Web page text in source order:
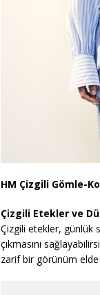
HM Çizgili Gömle-
Çizgili Etekler ve
Çizgili etekler, günlük
çıkmasını
zarif bir görünüm